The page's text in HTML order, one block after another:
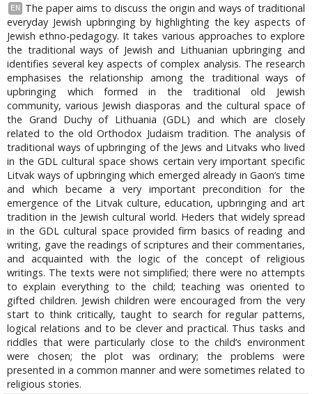
EN
The paper aims to discuss the origin and ways of traditional
everyday Jewish upbringing by highlighting the key aspects of
Jewish ethno-pedagogy. It takes various approaches to explore
the traditional ways of Jewish and Lithuanian upbringing and
identifies several key aspects of complex analysis. The research
emphasises the relationship among the traditional ways of
upbringing which formed in the traditional old Jewish
community, various Jewish diasporas and the cultural space of
the Grand Duchy of Lithuania (GDL) and which are closely
related to the old Orthodox Judaism tradition. The analysis of
traditional ways of upbringing of the Jews and Litvaks who lived
in the GDL cultural space shows certain very important specific
Litvak ways of upbringing which emerged already in Gaon’s time
and which became a very important precondition for the
emergence of the Litvak culture, education, upbringing and art
tradition in the Jewish cultural world. Heders that widely spread
in the GDL cultural space provided firm basics of reading and
writing, gave the readings of scriptures and their commentaries,
and acquainted with the logic of the concept of religious
writings. The texts were not simplified; there were no attempts
to explain everything to the child; teaching was oriented to
gifted children. Jewish children were encouraged from the very
start to think critically, taught to search for regular patterns,
logical relations and to be clever and practical. Thus tasks and
riddles that were particularly close to the child’s environment
were chosen; the plot was ordinary; the problems were
presented in a common manner and were sometimes related to
religious stories.